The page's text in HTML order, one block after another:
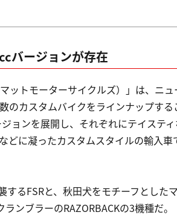
バージョンが存在
ットモーターサイクルズ）」は、ニュ
のカスタムバイクをラインナップする
ョンを展開し、それぞれにテイステ
どに凝ったカスタムスタイルの輸入車
るFSRと、秋田犬をモチーフとした
ンブラーのRAZORBACKの3機種だ。